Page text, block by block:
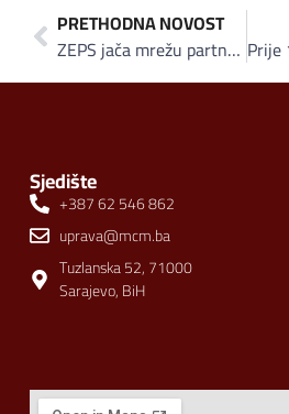
PRETHODNA NOVOST
ZEPS jača mrežu partnera: Potpisan sporazum sa Halal Expo, sajam učvršćuje status vodećeg privrednog događaja godine
Sjedište
+387 62 546 862
uprava@mcm.ba
Tuzlanska 52, 71000
Sarajevo, BiH